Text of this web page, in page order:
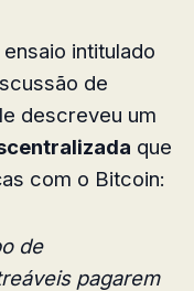
intitulado
de
descreveu um
que
com o Bitcoin:
de
pagarem